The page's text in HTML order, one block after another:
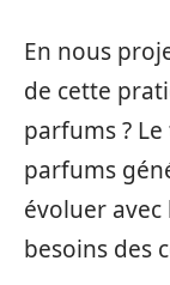
En nous
de cette
parfums ?
parfums
évoluer
besoins des